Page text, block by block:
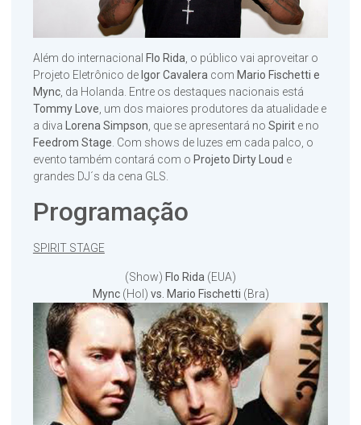
Além do internacional Flo Rida , o público vai aproveitar o
Projeto Eletrônico de Igor Cavalera com Mario Fischetti e
Mync, da Holanda. Entre os destaques nacionais está
Tommy Love , um dos maiores produtores da atualidade e
a diva Lorena Simpson , que se apresentará no Spirite no
Feedrom Stage . Com shows de luzes em cada palco, o
evento também contará com o Projeto Dirty Loud e
grandes DJ´s da cena GLS.
Programação
SPIRIT STAGE
(Show) Flo Rida (EUA)
Mync(Hol) vs. Mario Fischetti (Bra)